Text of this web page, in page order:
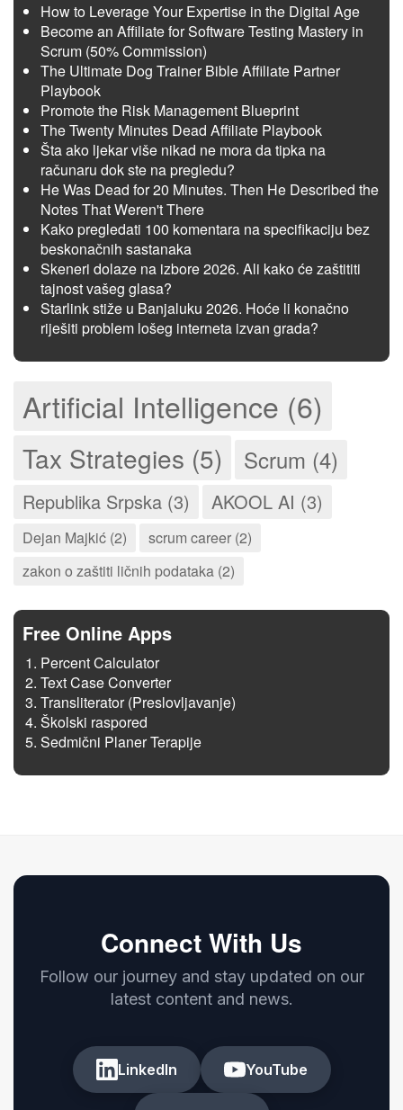
How to Leverage Your Expertise in the Digital Age
Become an Affiliate for Software Testing Mastery in
Scrum (50% Commission)
The Ultimate Dog Trainer Bible Affiliate Partner
Playbook
Promote the Risk Management Blueprint
The Twenty Minutes Dead Affiliate Playbook
Šta ako ljekar više nikad ne mora da tipka na
računaru dok ste na pregledu?
He Was Dead for 20 Minutes. Then He Described the
Notes That Weren't There
Kako pregledati 100 komentara na specifikaciju bez
beskonačnih sastanaka
Skeneri dolaze na izbore 2026. Ali kako će zaštititi
tajnost vašeg glasa?
Starlink stiže u Banjaluku 2026. Hoće li konačno
riješiti problem lošeg interneta izvan grada?
Artificial Intelligence (6)
Tax Strategies (5) Scrum (4)
Republika Srpska (3) AKOOL AI (3)
Dejan Majkić (2)
scrum career (2)
zakon o zaštiti ličnih podataka (2)
Free Online Apps
Percent Calculator
Text Case Converter
Transliterator (Preslovljavanje)
Školski raspored
Sedmični Planer Terapije
Connect With Us
Follow our journey and stay updated on our
latest content and news.
LinkedIn YouTube